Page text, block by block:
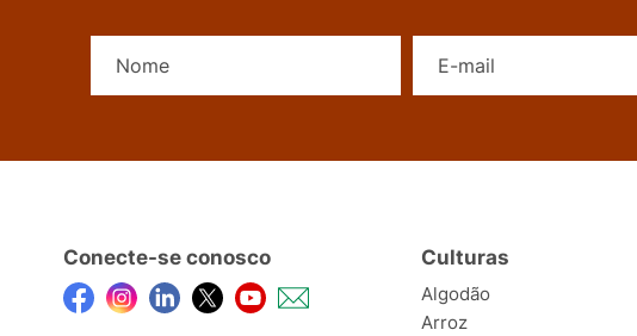
Conecte-se conosco Culturas
Algodão
Arroz